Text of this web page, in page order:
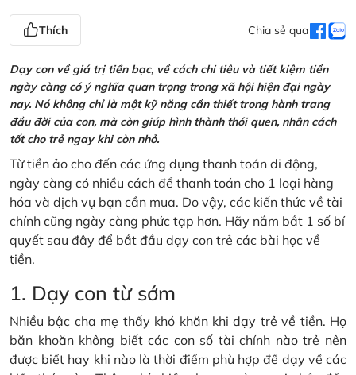
Thích Chia sẻ qua
Dạy con về giá trị tiền bạc, về cách chi tiêu và tiết kiệm tiền
ngày càng có ý nghĩa quan trọng trong xã hội hiện đại ngày
nay. Nó không chỉ là một kỹ năng cần thiết trong hành trang
đầu đời của con, mà còn giúp hình thành thói quen, nhân cách
tốt cho trẻ ngay khi còn nhỏ.
Từ tiền ảo cho đến các ứng dụng thanh toán di động,
ngày càng có nhiều cách để thanh toán cho 1 loại hàng
hóa và dịch vụ bạn cần mua. Do vậy, các kiến thức về tài
chính cũng ngày càng phức tạp hơn. Hãy nắm bắt 1 số bí
quyết sau đây để bắt đầu dạy con trẻ các bài học về
tiền.
1. Dạy con từ sớm
Nhiều bậc cha mẹ thấy khó khăn khi dạy trẻ về tiền. Họ
băn khoăn không biết các con số tài chính nào trẻ nên
được biết hay khi nào là thời điểm phù hợp để dạy về các